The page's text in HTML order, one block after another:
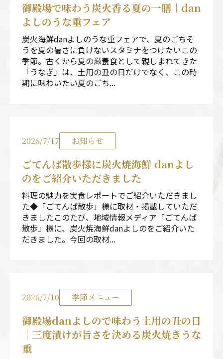
御殿場で味わう炭火香る夏の一膳｜dan
よしのうな重フェア
炭火海鮮danよしのうな重フェアで、夏のごちそ
うを夏の暑さに負けないスタミナをつけたいこの
季節。古くから夏の滋養食として親しまれてきた
「うなぎ」は、土用の丑の日だけでなく、この時
期に味わいたい夏のごち...
2026/7/17 お知らせ
ごてんば散歩様に炭火焼海鮮 danよし
のをご紹介いただきました
料理の魅力を実食レポートでご紹介いただきまし
た◆「ごてんば散歩」様に取材・掲載していただ
きましたこのたび、地域情報メディア「ごてんば
散歩」様に、炭火焼海鮮danよしのをご紹介いた
だきました。今回の取材...
2026/7/10 季節メニュー
御殿場danよしので味わう土用の丑の日
｜三度漬けが旨さを決める炭火焼きうな
重